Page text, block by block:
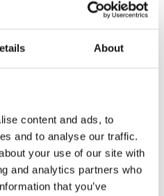
About
content and ads, to
and to analyse our traffic.
your use of our site with
and analytics partners who
that you’ve
och bidrar till en
av det
yta skapar en
och lätt att möblera
den lilla eller stora
komfort blir den